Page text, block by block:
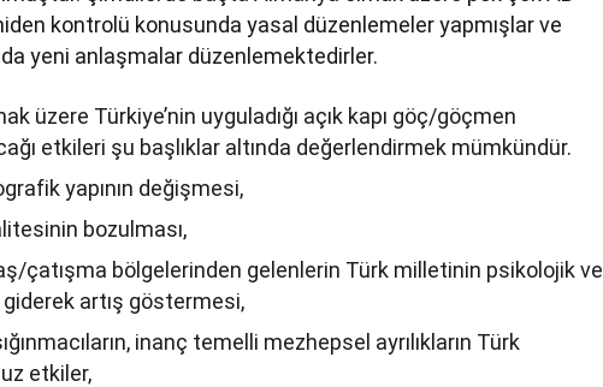
kontrolü konusunda yasal düzenlemeler yapmışlar ve
yeni anlaşmalar düzenlemektedirler.
üzere Türkiye’nin uyguladığı açık kapı göç/göçmen
etkileri şu başlıklar altında değerlendirmek mümkündür.
yapının değişmesi,
bozulması,
çatışma bölgelerinden gelenlerin Türk milletinin psikolojik ve
giderek artış göstermesi,
inanç temelli mezhepsel ayrılıkların Türk
etkiler,